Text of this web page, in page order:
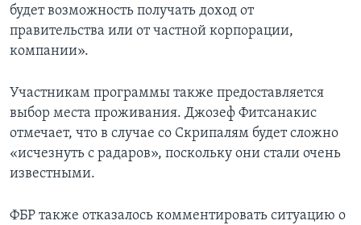
будет возможность получать доход от
правительства или от частной корпорации,
компании».
Участникам программы также предоставляется
выбор места проживания. Джозеф Фитсанакис
отмечает, что в случае со Скрипалям будет сложно
«исчезнуть с радаров», поскольку они стали очень
известными.
ФБР также отказалось комментировать ситуацию о